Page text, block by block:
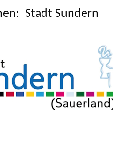
Stadt Sundern